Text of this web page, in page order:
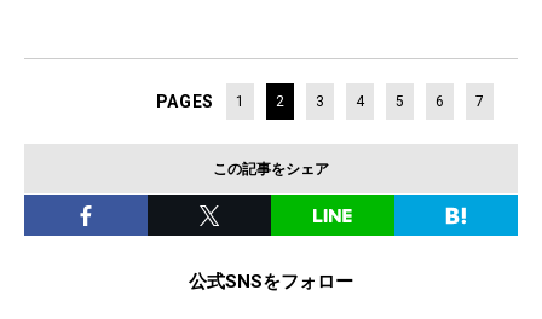
PAGES 1 2 3 4 5 6 7
この記事をシェア
公式SNSをフォロー